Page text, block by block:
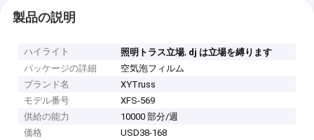
製品の説明
ハイライト 照明トラス立場, dj は立場を縛ります
パッケージの詳細
空気泡フィルム
ブランド名
XYTruss
モデル番号
XFS-569
供給の能力
10000 部分/週
価格
USD38-168